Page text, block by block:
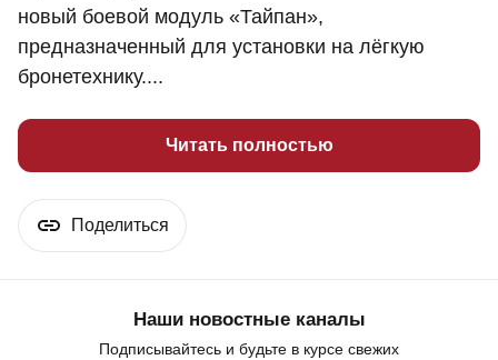
новый боевой модуль «Тайпан»,
предназначенный для установки на лёгкую
бронетехнику....
Читать полностью
Поделиться
Наши новостные каналы
Подписывайтесь и будьте в курсе свежих